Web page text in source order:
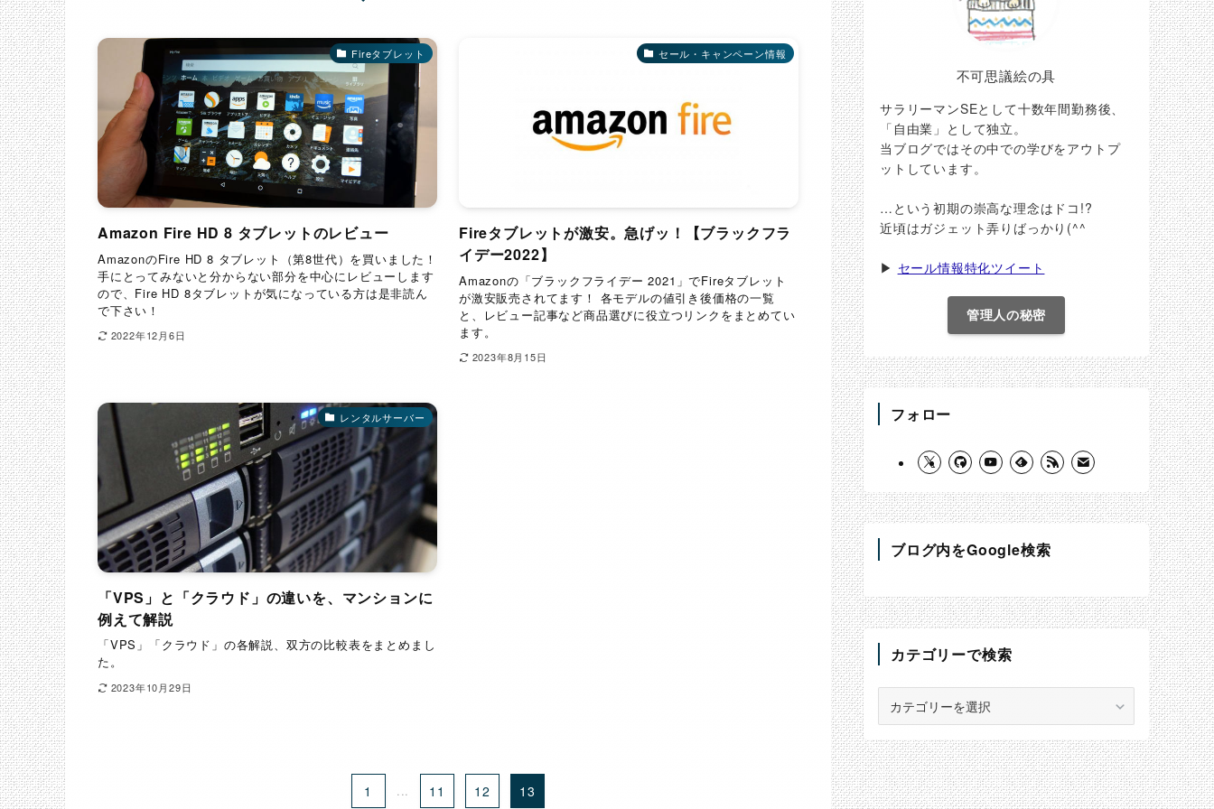
Fireタブレット
Amazon Fire HD 8 タブレットのレビュー
AmazonのFire HD 8 タブレット（第8世代）を買いました！
手にとってみないと分からない部分を中心にレビューします
ので、Fire HD 8タブレットが気になっている方は是非読ん
で下さい！
2022年12月6日
セール・キャンペーン情報
Fireタブレットが激安。急げッ！【ブラックフラ
イデー2022】
Amazonの「ブラックフライデー 2021」でFireタブレット
が激安販売されてます！ 各モデルの値引き後価格の一覧
と、レビュー記事など商品選びに役立つリンクをまとめてい
ます。
2023年8月15日
レンタルサーバー
「VPS」と「クラウド」の違いを、マンションに
例えて解説
「VPS」「クラウド」の各解説、双方の比較表をまとめまし
た。
2023年10月29日
1 ... 11 12 13
不可思議絵の具
サラリーマンSEとして十数年間勤務後、
「自由業」として独立。
当ブログではその中での学びをアウトプ
ットしています。
…という初期の崇高な理念はドコ!?
近頃はガジェット弄りばっかり(^^ゞ
▶ セール情報特化ツイート
管理人の秘密
フォロー
ブログ内をGoogle検索
カテゴリーで検索
リ
ー
で